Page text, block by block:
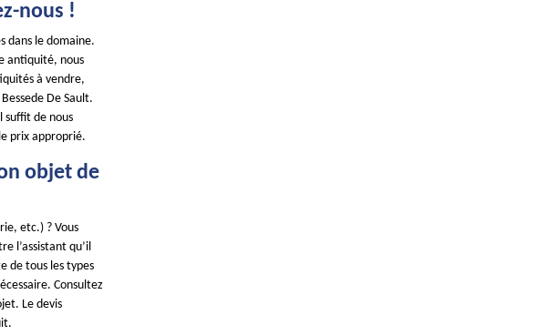
nous !
dans le domaine.
antiquité, nous
à vendre,
De Sault.
suffit de nous
prix approprié.
objet de
etc.) ? Vous
l’assistant qu’il
de tous les types
Consultez
Le devis